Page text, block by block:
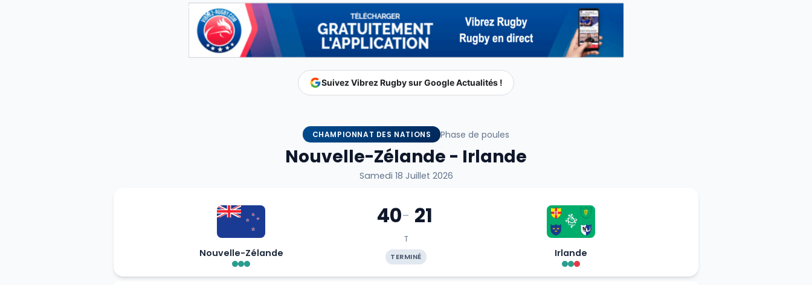
Suivez Vibrez Rugby sur Google Actualités !
CHAMPIONNAT DES NATIONS Phase de poules
Nouvelle-Zélande - Irlande
Samedi 18 Juillet 2026
Nouvelle-Zélande
40- 21
T
TERMINÉ Irlande